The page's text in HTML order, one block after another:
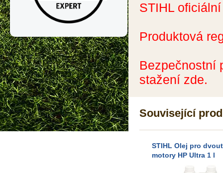
STIHL
Produktová
Bezpečnostní
stažení zde.
Související
STIHL Olej pro
motory HP Ultra 1 l